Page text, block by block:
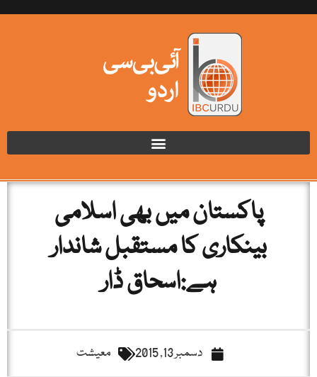
پاکستان میں بھی اسلامی
بینکاری کا مستقبل شاندار
ہے:اسحاق ڈار
دسمبر 13, 2015 معیشت